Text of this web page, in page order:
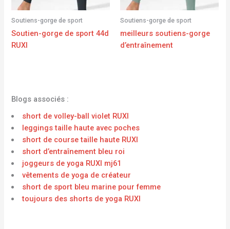
Soutiens-gorge de sport
Soutien-gorge de sport 44d
RUXI
Soutiens-gorge de sport
meilleurs soutiens-gorge
d’entraînement
Blogs associés :
short de volley-ball violet RUXI
leggings taille haute avec poches
short de course taille haute RUXI
short d’entraînement bleu roi
joggeurs de yoga RUXI mj61
vêtements de yoga de créateur
short de sport bleu marine pour femme
toujours des shorts de yoga RUXI